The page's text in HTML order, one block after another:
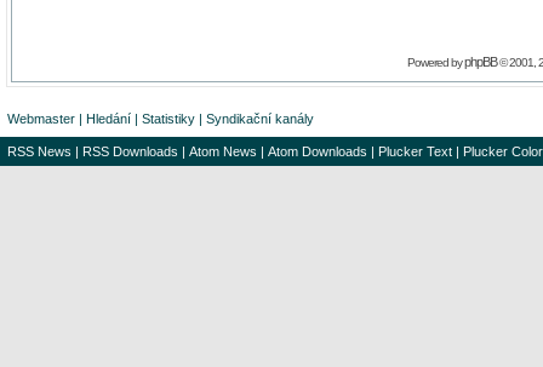
Powered byphpBB© 2001,
Webmaster | Hledání | Statistiky | Syndikační kanály
RSS News | RSS Downloads | Atom News | Atom Downloads | Plucker Text | Plucker Color